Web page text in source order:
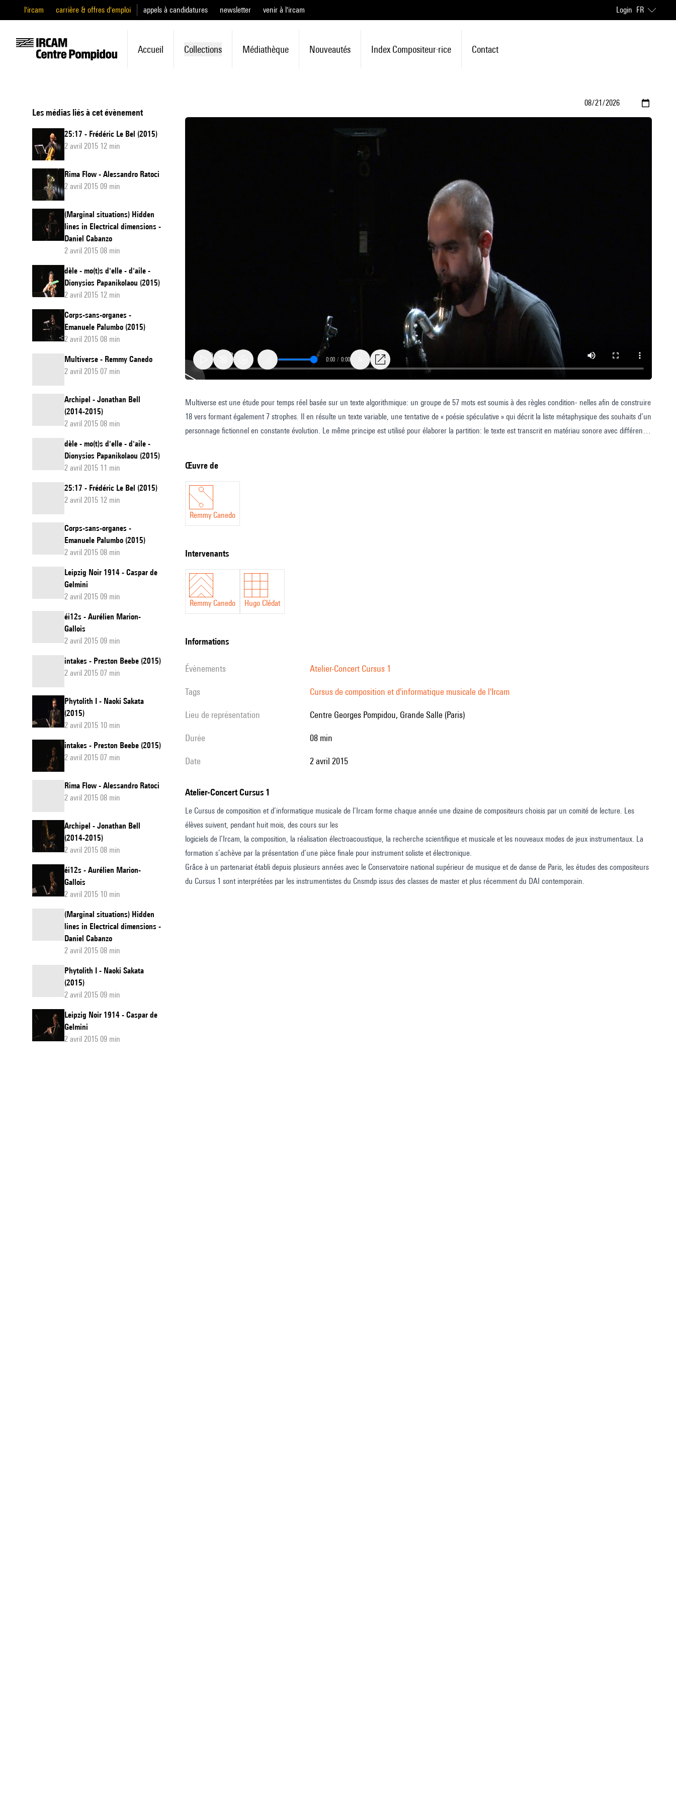
l'ircam carrière & offres d'emploi appels à candidatures newsletter venir à l'ircam Login FR
Accueil Collections Médiathèque Nouveautés Index Compositeur·rice Contact
Les médias liés à cet évènement
25:17 - Frédéric Le Bel (2015)
2 avril 2015 12 min
Rima Flow - Alessandro Ratoci
2 avril 2015 09 min
(Marginal situations) Hidden
lines in Electrical dimensions -
Daniel Cabanzo
2 avril 2015 08 min
dèle - mo(t)s d'elle - d'aile -
Dionysios Papanikolaou (2015)
2 avril 2015 12 min
Corps-sans-organes -
Emanuele Palumbo (2015)
2 avril 2015 08 min
Multiverse - Remmy Canedo
2 avril 2015 07 min
Archipel - Jonathan Bell
(2014-2015)
2 avril 2015 08 min
dèle - mo(t)s d'elle - d'aile -
Dionysios Papanikolaou (2015)
2 avril 2015 11 min
25:17 - Frédéric Le Bel (2015)
2 avril 2015 12 min
Corps-sans-organes -
Emanuele Palumbo (2015)
2 avril 2015 08 min
Leipzig Noir 1914 - Caspar de
Gelmini
2 avril 2015 09 min
éi12s - Aurélien Marion-
Gallois
2 avril 2015 09 min
intakes - Preston Beebe (2015)
2 avril 2015 07 min
Phytolith I - Naoki Sakata
(2015)
2 avril 2015 10 min
intakes - Preston Beebe (2015)
2 avril 2015 07 min
Rima Flow - Alessandro Ratoci
2 avril 2015 08 min
Archipel - Jonathan Bell
(2014-2015)
2 avril 2015 08 min
éi12s - Aurélien Marion-
Gallois
2 avril 2015 10 min
(Marginal situations) Hidden
lines in Electrical dimensions -
Daniel Cabanzo
2 avril 2015 08 min
Phytolith I - Naoki Sakata
(2015)
2 avril 2015 09 min
Leipzig Noir 1914 - Caspar de
Gelmini
2 avril 2015 09 min
Multiverse
0:00 / 0:00
Multiverse est une étude pour temps réel basée sur un texte algorithmique: un groupe de 57 mots est soumis à des règles condition- nelles afin de construire
18 vers formant également 7 strophes. Il en résulte un texte variable, une tentative de « poésie spéculative » qui décrit la liste métaphysique des souhaits d’un
personnage fictionnel en constante évolution. Le même principe est utilisé pour élaborer la partition: le texte est transcrit en matériau sonore avec différents
Remmy Canedo
Œuvre de
Remmy Canedo
intervenants
Remmy Canedo Hugo Clédat
informations
évènements Atelier-Concert Cursus 1
Tags Cursus de composition et d'informatique musicale de l'Ircam
Lieu de représentation Centre Georges Pompidou, Grande Salle (Paris)
durée 08 min
date 2 avril 2015
Atelier-Concert Cursus 1
Le Cursus de composition et d’informatique musicale de l’Ircam forme chaque année une dizaine de compositeurs choisis par un comité de lecture. Les
élèves suivent, pendant huit mois, des cours sur les
logiciels de l’Ircam, la composition, la réalisation électroacoustique, la recherche scientifique et musicale et les nouveaux modes de jeux instrumentaux. La
formation s’achève par la présentation d’une pièce finale pour instrument soliste et électronique.
Grâce à un partenariat établi depuis plusieurs années avec le Conservatoire national supérieur de musique et de danse de Paris, les études des compositeurs
du Cursus 1 sont interprétées par les instrumentistes du Cnsmdp issus des classes de master et plus récemment du DAI contemporain.